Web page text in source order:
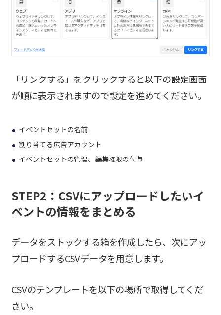
「リンクする」をクリックすると以下の設定画面
が順に表示されますので設定を進めてください。
イベントセットの名前
割り当てる広告アカウント
イベントセットの管理、編集権限の付与
STEP2：CSVにアップロードしたいイ
ベントの情報をまとめる
データをストックする箱を作成したら、次にアッ
プロードするCSVデータを用意します。
CSVのテンプレートを以下の場所で取得してくだ
さい。